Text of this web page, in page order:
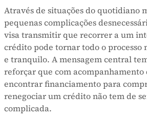
Através de situações do quotidiano
pequenas complicações
visa transmitir que recorrer a um
crédito pode tornar todo o processo
e tranquilo. A mensagem central
reforçar que com acompanhamento
encontrar financiamento para
renegociar um crédito não tem de
complicada.